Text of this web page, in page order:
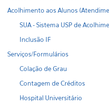
Acolhimento aos Alunos
SUA - Sistema USP de
Inclusão IF
Serviços/Formulários
Colação de Grau
Contagem de Créditos
Hospital Universitário